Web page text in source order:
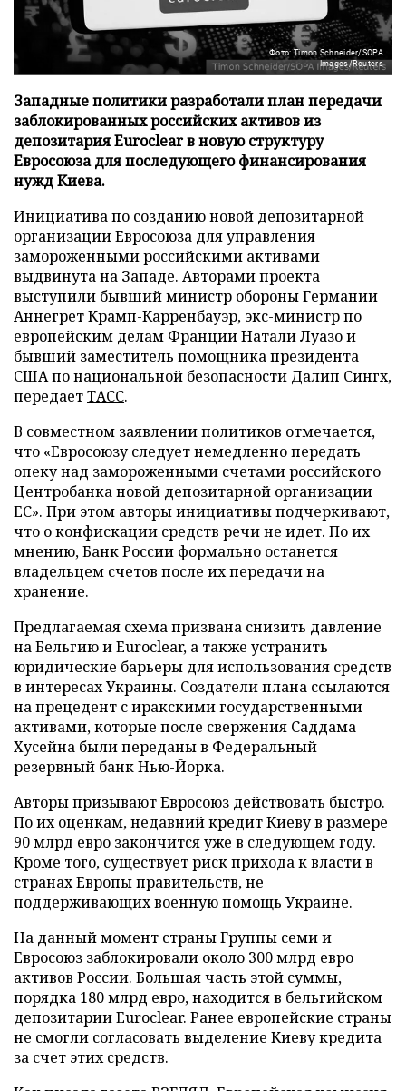
Фото: Timon Schneider/SOPA
Images/Reuters
Западные политики разработали план передачи
заблокированных российских активов из
депозитария Euroclear в новую структуру
Евросоюза для последующего финансирования
нужд Киева.
Инициатива по созданию новой депозитарной
организации Евросоюза для управления
замороженными российскими активами
выдвинута на Западе. Авторами проекта
выступили бывший министр обороны Германии
Аннегрет Крамп-Карренбауэр, экс-министр по
европейским делам Франции Натали Луазо и
бывший заместитель помощника президента
США по национальной безопасности Далип Сингх,
передаетТАСС.
В совместном заявлении политиков отмечается,
что «Евросоюзу следует немедленно передать
опеку над замороженными счетами российского
Центробанка новой депозитарной организации
ЕС». При этом авторы инициативы подчеркивают,
что о конфискации средств речи не идет. По их
мнению, Банк России формально останется
владельцем счетов после их передачи на
хранение.
Предлагаемая схема призвана снизить давление
на Бельгию и Euroclear, а также устранить
юридические барьеры для использования средств
в интересах Украины. Создатели плана ссылаются
на прецедент с иракскими государственными
активами, которые после свержения Саддама
Хусейна были переданы в Федеральный
резервный банк Нью-Йорка.
Авторы призывают Евросоюз действовать быстро.
По их оценкам, недавний кредит Киеву в размере
90 млрд евро закончится уже в следующем году.
Кроме того, существует риск прихода к власти в
странах Европы правительств, не
поддерживающих военную помощь Украине.
На данный момент страны Группы семи и
Евросоюз заблокировали около 300 млрд евро
активов России. Большая часть этой суммы,
порядка 180 млрд евро, находится в бельгийском
депозитарии Euroclear. Ранее европейские страны
не смогли согласовать выделение Киеву кредита
за счет этих средств.